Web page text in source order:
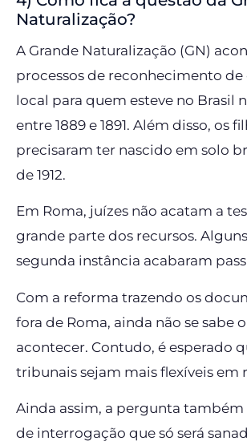
Naturalização?
A Grande Naturalização (GN)
processos de reconhecimento
local para quem esteve no Brasil
entre 1889 e 1891. Além disso, os
precisaram ter nascido em solo
de 1912.
Em Roma, juízes não acatam a
grande parte dos recursos.
segunda instância acabaram
Com a reforma trazendo os
fora de Roma, ainda não se sabe
acontecer. Contudo, é esperado
tribunais sejam mais flexíveis em
Ainda assim, a pergunta
de interrogação que só será